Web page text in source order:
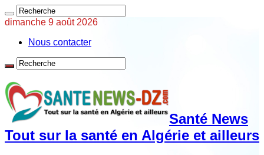
dimanche 9 août 2026
Nous contacter
Santé News
Tout sur la santé en Algérie et ailleurs